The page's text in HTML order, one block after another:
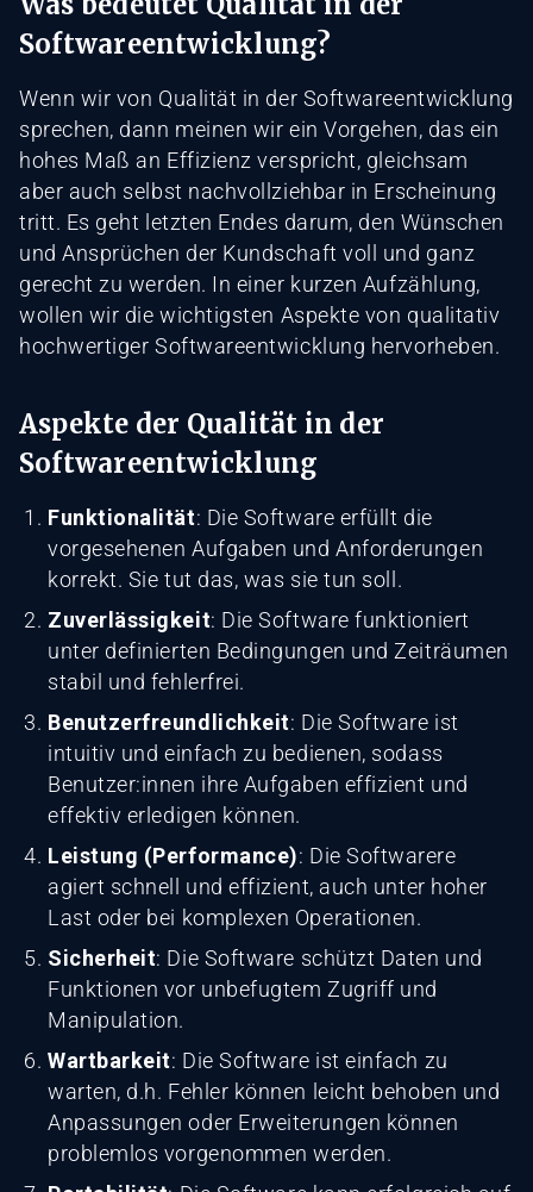
Softwareentwicklung?
Wenn wir von Qualität in der Softwareentwicklung
sprechen, dann meinen wir ein Vorgehen, das ein
hohes Maß an Effizienz verspricht, gleichsam
aber auch selbst nachvollziehbar in Erscheinung
tritt. Es geht letzten Endes darum, den Wünschen
und Ansprüchen der Kundschaft voll und ganz
gerecht zu werden. In einer kurzen Aufzählung,
wollen wir die wichtigsten Aspekte von qualitativ
hochwertiger Softwareentwicklung hervorheben.
Aspekte der Qualität in der
Softwareentwicklung
Funktionalität: Die Software erfüllt die
vorgesehenen Aufgaben und Anforderungen
korrekt. Sie tut das, was sie tun soll.
Zuverlässigkeit: Die Software funktioniert
unter definierten Bedingungen und Zeiträumen
stabil und fehlerfrei.
Benutzerfreundlichkeit: Die Software ist
intuitiv und einfach zu bedienen, sodass
Benutzer:innen ihre Aufgaben effizient und
effektiv erledigen können.
Leistung (Performance): Die Softwarere
agiert schnell und effizient, auch unter hoher
Last oder bei komplexen Operationen.
Sicherheit: Die Software schützt Daten und
Funktionen vor unbefugtem Zugriff und
Manipulation.
Wartbarkeit: Die Software ist einfach zu
warten, d.h. Fehler können leicht behoben und
Anpassungen oder Erweiterungen können
problemlos vorgenommen werden.